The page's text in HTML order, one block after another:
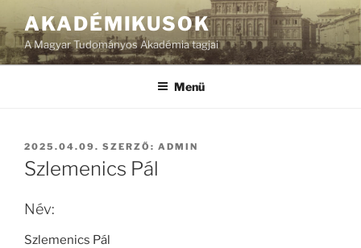
AKADÉMIKUSOK
A Magyar Tudományos Akadémia tagjai
Menü
BEKÜLDVE:
2025.04.09. SZERZŐ: ADMIN
Szlemenics Pál
Név:
Szlemenics Pál